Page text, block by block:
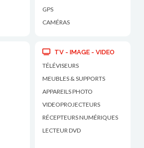
GPS
CAMÉRAS
TV - IMAGE - VIDEO
TÉLÉVISEURS
MEUBLES & SUPPORTS
APPAREILS PHOTO
VIDEOPROJECTEURS
RÉCEPTEURS NUMÉRIQUES
LECTEUR DVD